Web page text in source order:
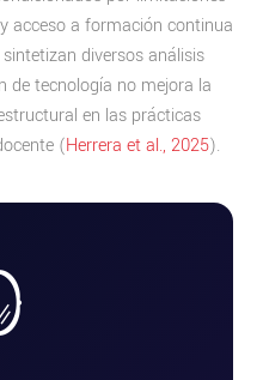
acceso a formación continua
diversos análisis
de tecnología no mejora la
en las prácticas
(Herrera et al., 2025).